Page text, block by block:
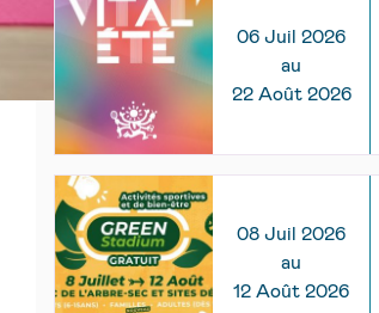
06 Juil 2026
au
22 Août 2026
08 Juil 2026
au
12 Août 2026